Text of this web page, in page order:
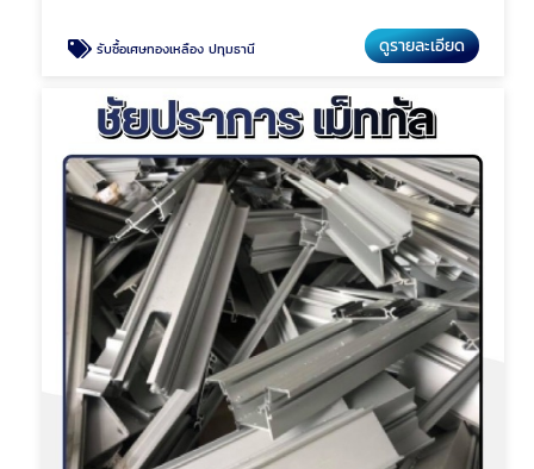
รับซื้อเศษทองเหลือง ปทุมธานี ดูรายละเอียด